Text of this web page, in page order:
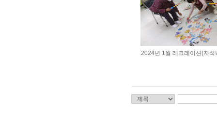
2024년 1월 레크레이션(자